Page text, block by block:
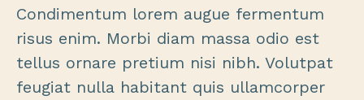
Condimentum lorem augue fermentum
risus enim. Morbi diam massa odio est
tellus ornare pretium nisi nibh. Volutpat
feugiat nulla habitant quis ullamcorper